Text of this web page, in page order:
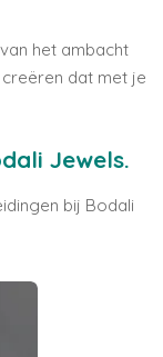
het ambacht
dat met je
Jewels.
bij Bodali